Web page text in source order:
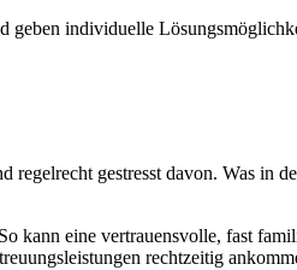
individuelle
gestresst davon. Was in
kann eine vertrauensvolle, fast
rechtzeitig